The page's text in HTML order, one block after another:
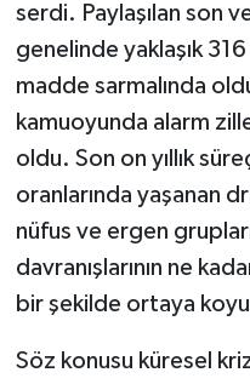
serdi. Paylaşılan son
genelinde yaklaşık
madde sarmalında
kamuoyunda alarm
oldu. Son on yıllık
oranlarında yaşanan
nüfus ve ergen grupları
davranışlarının ne
bir şekilde ortaya
Söz konusu küresel